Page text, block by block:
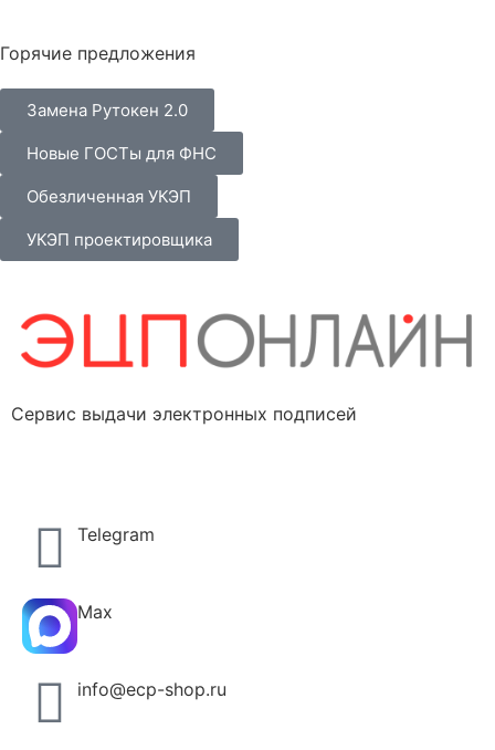
Горячие предложения
Замена Рутокен 2.0
Новые ГОСТы для ФНС
Обезличенная УКЭП
УКЭП проектировщика
Сервис выдачи электронных подписей
Telegram
Max
info@ecp-shop.ru